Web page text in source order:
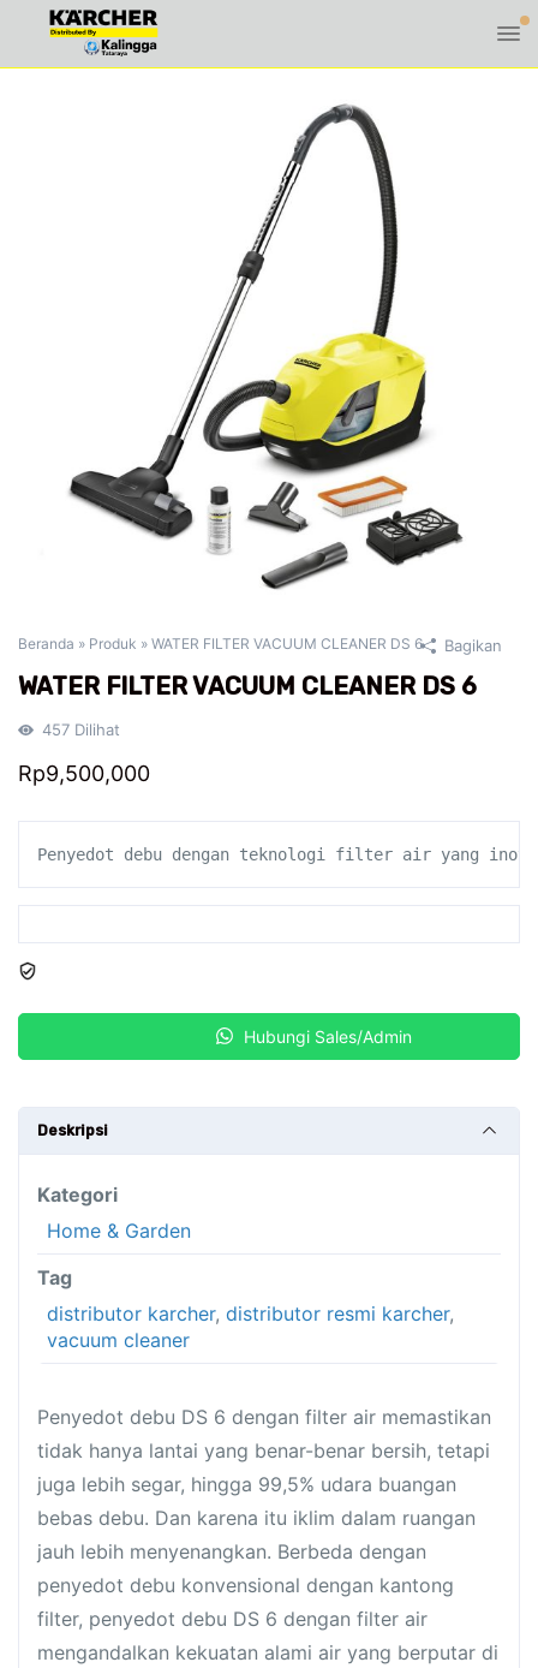
Beranda » Produk » WATER FILTER VACUUM CLEANER DS 6
WATER FILTER VACUUM CLEANER DS 6
457 Dilihat
Rp9,500,000
Penyedot debu dengan teknologi filter air yang
WATER
VACUUM
CLEANER
Hubungi Sales/Admin
Bagikan
Deskripsi
Kategori
Home & Garden
Tag
distributor karcher, distributor resmi karcher,
vacuum cleaner
Penyedot debu DS 6 dengan filter air memastikan
tidak hanya lantai yang benar-benar bersih, tetapi
juga lebih segar, hingga 99,5% udara buangan
bebas debu. Dan karena itu iklim dalam ruangan
jauh lebih menyenangkan. Berbeda dengan
penyedot debu konvensional dengan kantong
filter, penyedot debu DS 6 dengan filter air
mengandalkan kekuatan alami air yang berputar di